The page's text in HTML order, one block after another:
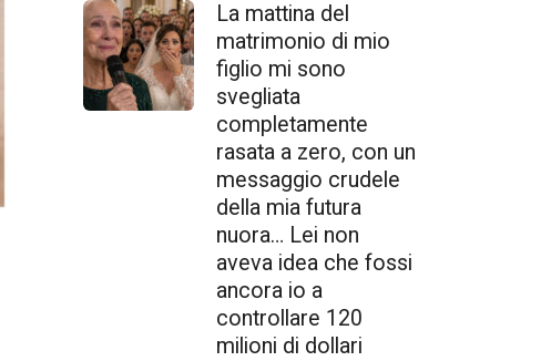
La mattina del
matrimonio di mio
figlio mi sono
svegliata
completamente
rasata a zero, con un
messaggio crudele
della mia futura
nuora… Lei non
aveva idea che fossi
ancora io a
controllare 120
milioni di dollari